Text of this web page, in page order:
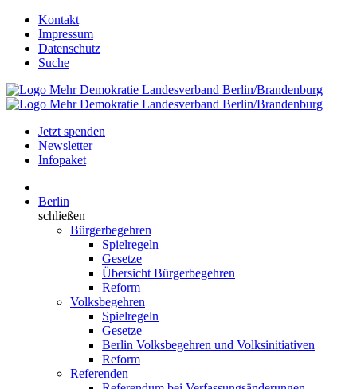
Kontakt
Impressum
Datenschutz
Suche
Jetzt spenden
Newsletter
Infopaket
Berlin
schließen
Bürgerbegehren
Spielregeln
Gesetze
Übersicht Bürgerbegehren
Reform
Volksbegehren
Spielregeln
Gesetze
Berlin Volksbegehren und Volksinitiativen
Reform
Referenden